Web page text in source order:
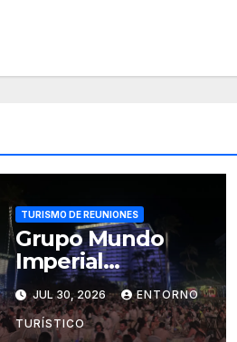
TURISMO DE REUNIONES
Grupo Mundo
Imperial
consolida a
Acapulco como
destino líder para
JUL 30, 2026 ENTORNO
TURÍSTICO